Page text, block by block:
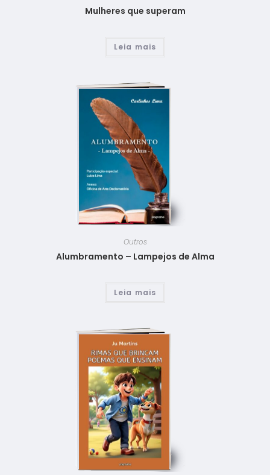
Mulheres que superam
Leia mais
Outros
Alumbramento – Lampejos de Alma
Leia mais